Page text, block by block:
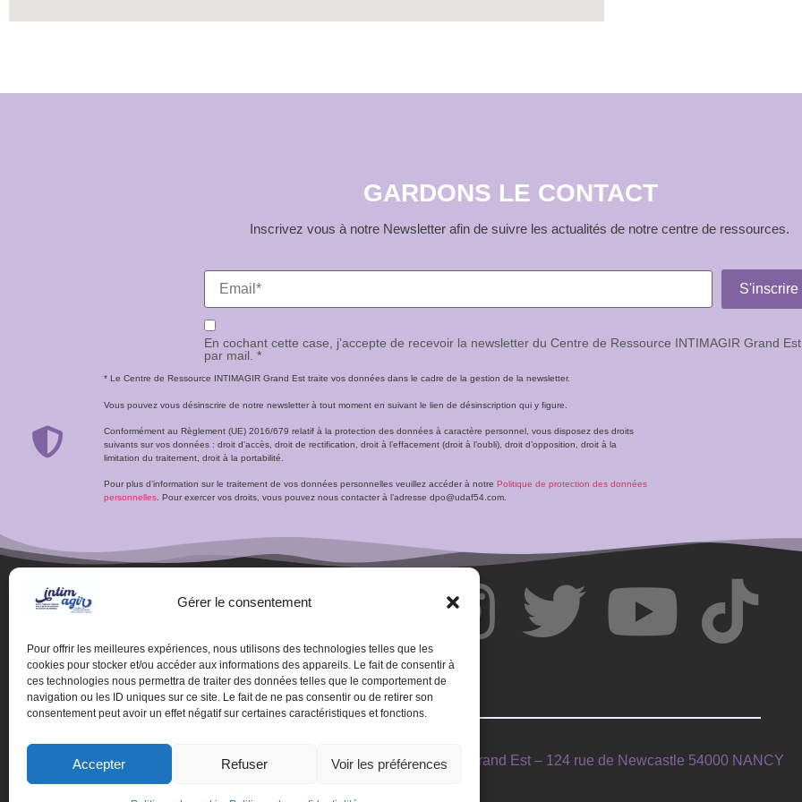
Gérer le consentement
Pour offrir les meilleures expériences, nous utilisons des technologies telles que les
cookies pour stocker et/ou accéder aux informations des appareils. Le fait de consentir à
ces technologies nous permettra de traiter des données telles que le comportement de
navigation ou les ID uniques sur ce site. Le fait de ne pas consentir ou de retirer son
consentement peut avoir un effet négatif sur certaines caractéristiques et fonctions.
Accepter Refuser Voir les préférences
GARDONS LE CONTACT
Inscrivez vous à notre Newsletter afin de suivre les actualités de notre centre de ressources.
En cochant cette case, j’accepte de recevoir la newsletter du Centre de Ressource INTIMAGIR Grand Est
par mail. *
* Le Centre de Ressource INTIMAGIR Grand Est traite vos données dans le cadre de la gestion de la newsletter.
Vous pouvez vous désinscrire de notre newsletter à tout moment en suivant le lien de désinscription qui y figure.
Conformément au Règlement (UE) 2016/679 relatif à la protection des données à caractère personnel, vous disposez des droits
suivants sur vos données : droit d’accès, droit de rectification, droit à l’effacement (droit à l’oubli), droit d’opposition, droit à la
limitation du traitement, droit à la portabilité.
Pour plus d’information sur le traitement de vos données personnelles veuillez accéder à notrePolitique de protection des données
personnelles. Pour exercer vos droits, vous pouvez nous contacter à l’adresse dpo@udaf54.com.
© Centre de ressources INTIMAGIR Grand Est – 124 rue de Newcastle 54000 NANCY